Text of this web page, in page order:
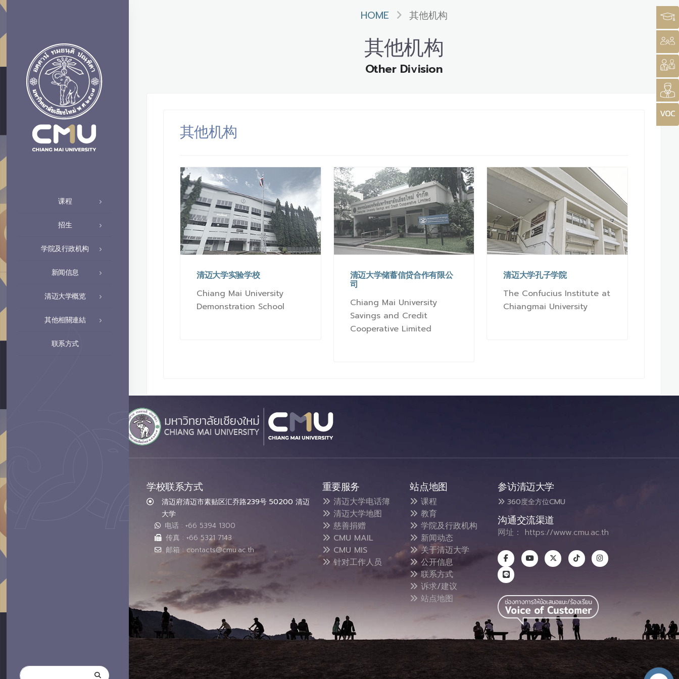
课程
招生
学院及行政机构
新闻信息
清迈大学概览
其他相關連結
联系方式
HOME 其他机构
其他机构
Other Division
其他机构
清迈大学实验学校
Chiang Mai University
Demonstration School
清迈大学储蓄信贷合作有限公
司
Chiang Mai University
Savings and Credit
Cooperative Limited
清迈大学孔子学院
The Confucius Institute at
Chiangmai University
学校联系方式
清迈府清迈市素贴区汇乔路239号 50200 清迈
大学
电话 : +66 5394 1300
传真 : +66 5321 7143
邮箱 : contacts@cmu.ac.th
重要服务
清迈大学电话簿
清迈大学地图
慈善捐赠
CMU MAIL
CMU MIS
针对工作人员
站点地图
课程
教育
学院及行政机构
新闻动态
关于清迈大学
公开信息
联系方式
诉求/建议
站点地图
参访清迈大学
360度全方位CMU
沟通交流渠道
网址： https://www.cmu.ac.th